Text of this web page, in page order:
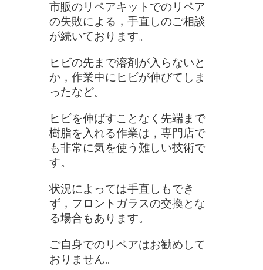
市販のリペアキットでのリペア
の失敗による，手直しのご相談
が続いております。
ヒビの先まで溶剤が入らないと
か，作業中にヒビが伸びてしま
ったなど。
ヒビを伸ばすことなく先端まで
樹脂を入れる作業は，専門店で
も非常に気を使う難しい技術で
す。
状況によっては手直しもでき
ず，フロントガラスの交換とな
る場合もあります。
ご自身でのリペアはお勧めして
おりません。